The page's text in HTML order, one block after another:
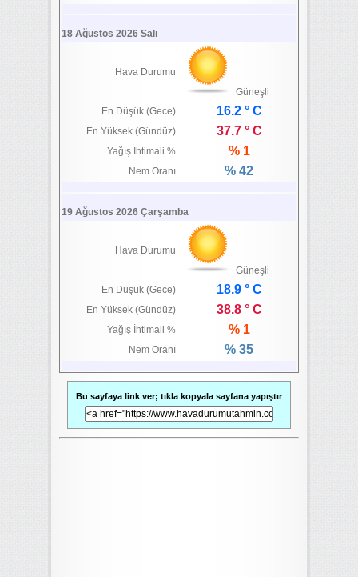
18 Ağustos 2026 Salı
Hava Durumu
Güneşli
En Düşük (Gece)
16.2 ° C
En Yüksek (Gündüz) 37.7 ° C
Yağış İhtimali % % 1
Nem Oranı % 42
19 Ağustos 2026 Çarşamba
Hava Durumu
Güneşli
En Düşük (Gece)
18.9 ° C
En Yüksek (Gündüz) 38.8 ° C
Yağış İhtimali % % 1
Nem Oranı % 35
Bu sayfaya link ver; tıkla kopyala sayfana yapıştır